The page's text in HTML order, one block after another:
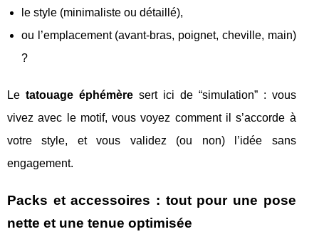
le style (minimaliste ou détaillé),
ou l’emplacement (avant-bras, poignet, cheville, main)
?
Le tatouage éphémèresert ici de “simulation” : vous
vivez avec le motif, vous voyez comment il s’accorde à
votre style, et vous validez (ou non) l’idée sans
engagement.
Packs et accessoires : tout pour une pose
nette et une tenue optimisée